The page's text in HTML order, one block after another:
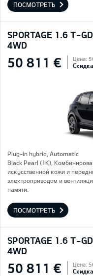
ПОСМОТРЕТЬ
SPORTAGE 1.6 T-
4WD
50 811 € Цена:
Plug-in hybrid, Automatic
Black Pearl (1K),
искусственной кожи и
электроприводом и
памяти.
ПОСМОТРЕТЬ
SPORTAGE 1.6 T-
4WD
50 811 € Цена: